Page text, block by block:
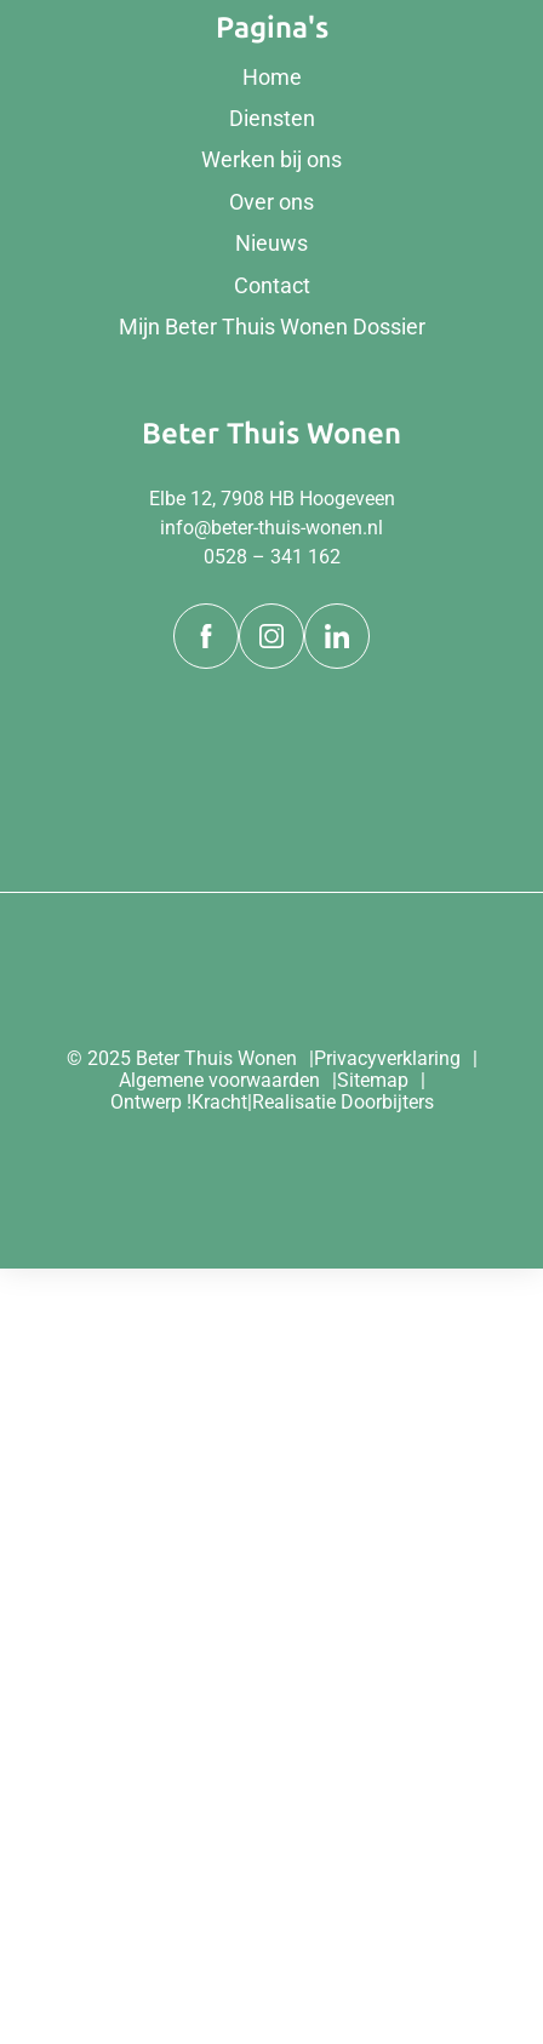
Pagina's
Home
Diensten
Werken bij ons
Over ons
Nieuws
Contact
Mijn Beter Thuis Wonen Dossier
Beter Thuis Wonen
Elbe 12, 7908 HB Hoogeveen
info@beter-thuis-wonen.nl
0528 – 341 162
© 2025 Beter Thuis Wonen
Privacyverklaring
Algemene voorwaarden
Sitemap
Ontwerp !Kracht|Realisatie Doorbijters